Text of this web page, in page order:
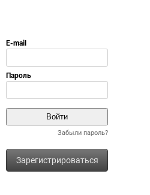
Забыли пароль?
Зарегистрироваться